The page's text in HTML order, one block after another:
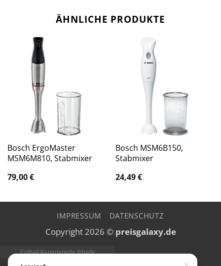
ÄHNLICHE PRODUKTE
Bosch ErgoMaster
MSM6M810, Stabmixer
79,00€
Bosch MSM6B150,
Stabmixer
24,49€
IMPRESSUM DATENSCHUTZ
Copyright 2026 © preisgalaxy.de